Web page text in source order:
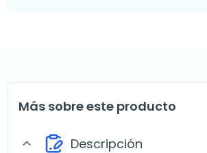
Más sobre este producto
expand_more Descripción